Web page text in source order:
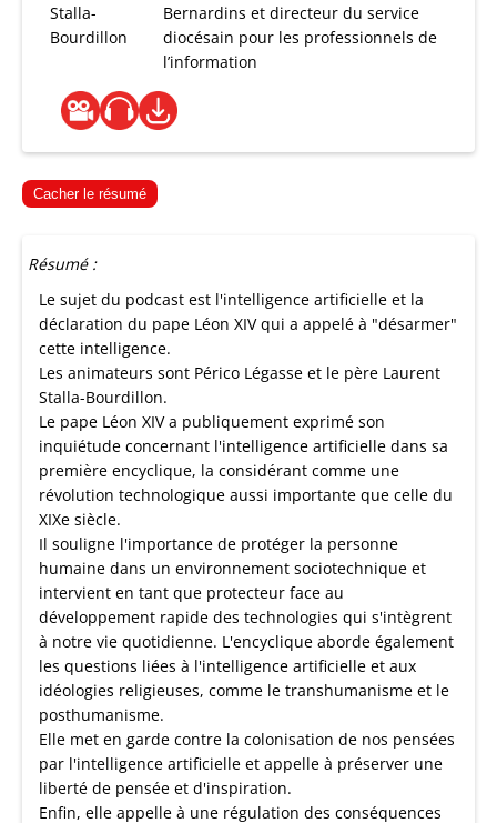
Stalla-
Bourdillon
Bernardins et directeur du service
diocésain pour les professionnels de
l’information
Cacher le résumé
Résumé :
Le sujet du podcast est l'intelligence artificielle et la
déclaration du pape Léon XIV qui a appelé à "désarmer"
cette intelligence.
Les animateurs sont Périco Légasse et le père Laurent
Stalla-Bourdillon.
Le pape Léon XIV a publiquement exprimé son
inquiétude concernant l'intelligence artificielle dans sa
première encyclique, la considérant comme une
révolution technologique aussi importante que celle du
XIXe siècle.
Il souligne l'importance de protéger la personne
humaine dans un environnement sociotechnique et
intervient en tant que protecteur face au
développement rapide des technologies qui s'intègrent
à notre vie quotidienne. L'encyclique aborde également
les questions liées à l'intelligence artificielle et aux
idéologies religieuses, comme le transhumanisme et le
posthumanisme.
Elle met en garde contre la colonisation de nos pensées
par l'intelligence artificielle et appelle à préserver une
liberté de pensée et d'inspiration.
Enfin, elle appelle à une régulation des conséquences